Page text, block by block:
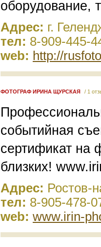
оборудование,
Адрес: г.
тел: 8-909-445-
web: http://
ФОТОГРАФ ИРИНА ЩУРСКАЯ / 1
событийная
сертификат на
близких!
Адрес: Ростов-
тел: 8-905-478-
web: www.irin-